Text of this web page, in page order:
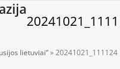
20241021_1111
lietuviai“»20241021_111124